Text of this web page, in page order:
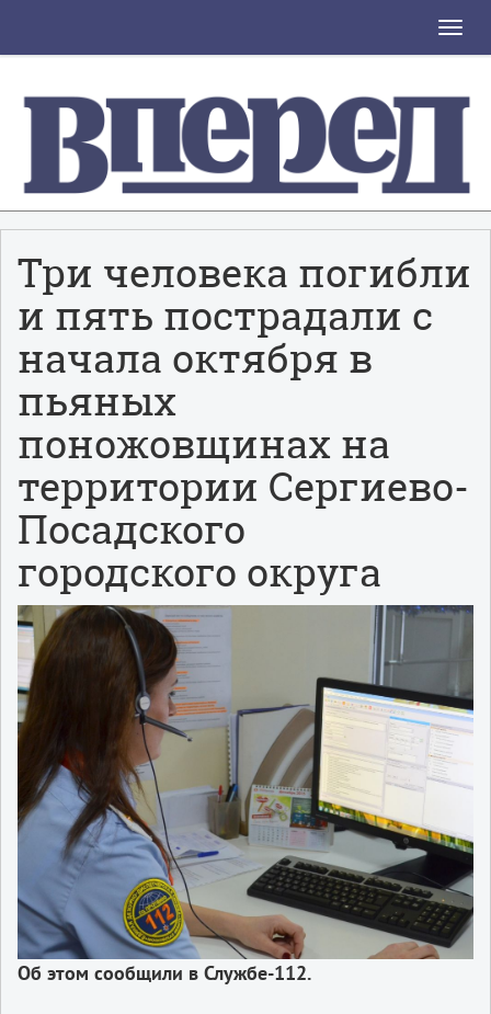
Toggle
Три человека погибли
и пять пострадали с
начала октября в
пьяных
поножовщинах на
территории Сергиево-
Посадского
городского округа
Об этом сообщили в Службе-112.